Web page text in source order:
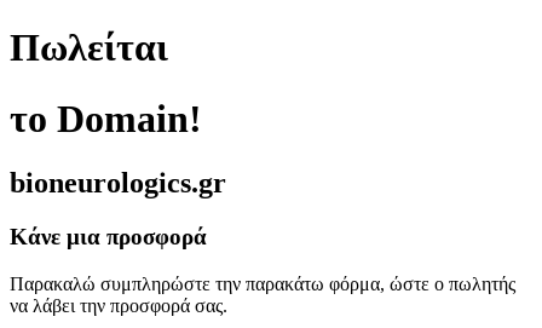
Πωλείται
το Domain!
bioneurologics.gr
Κάνε μια προσφορά
Παρακαλώ συμπληρώστε την παρακάτω φόρμα, ώστε ο πωλητής
να λάβει την προσφορά σας.